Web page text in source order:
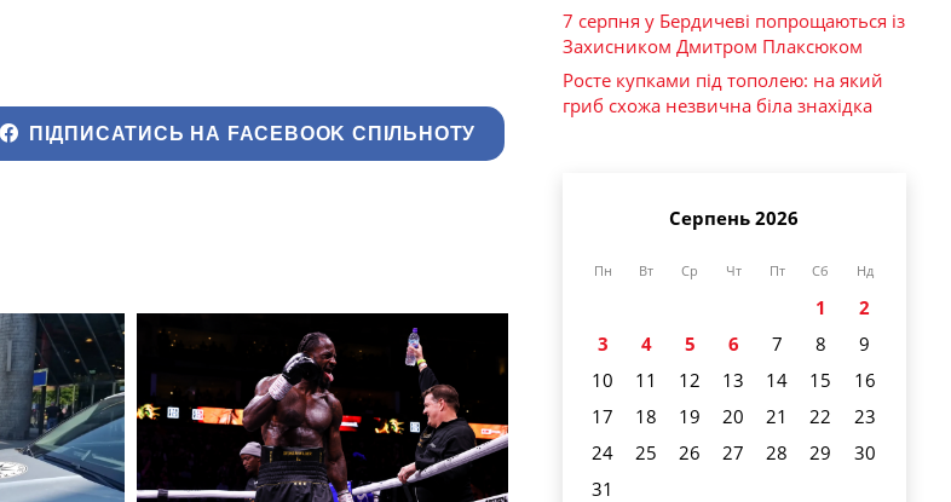
ПІДПИСАТИСЬ НА FACEBOOK СПІЛЬНОТУ
7 серпня у Бердичеві попрощаються із
Захисником Дмитром Плаксюком
Росте купками під тополею: на який
гриб схожа незвична біла знахідка
Серпень 2026
Пн Вт Ср Чт Пт Сб Нд
1
2
3
4 5 6 7 8
9
10
11 12 13 14 15
16
17
18 19 20 21 22
23
24
25 26 27 28 29
30
31